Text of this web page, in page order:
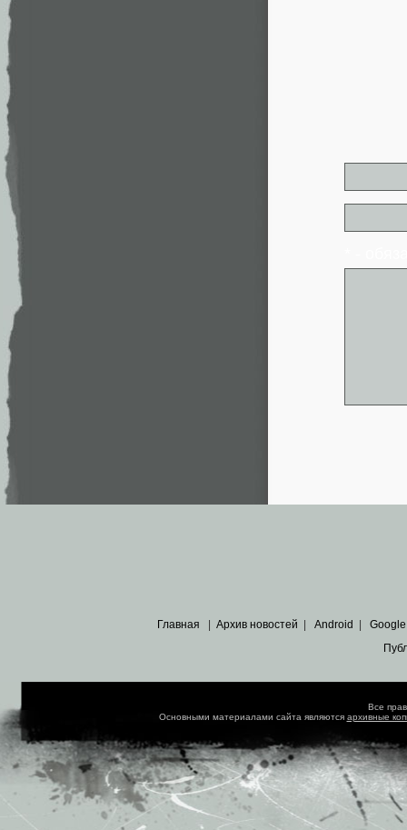
Главная Архив новостей Android Google
Все
Основными материалами сайта являются архивные